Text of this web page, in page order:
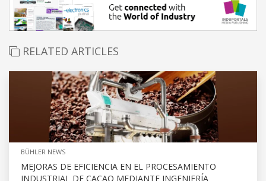
RELATED ARTICLES
BÜHLER NEWS
MEJORAS DE EFICIENCIA EN EL PROCESAMIENTO
INDUSTRIAL DE CACAO MEDIANTE INGENIERÍA